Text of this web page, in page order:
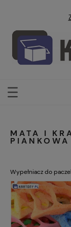
MATA I
PIANKOWA
Wypełniacz do